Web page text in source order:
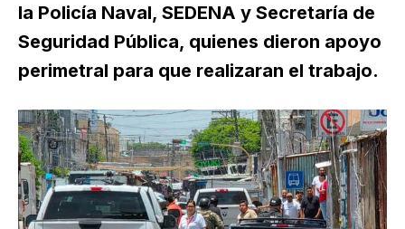
la Policía Naval, SEDENA y Secretaría de
Seguridad Pública, quienes dieron apoyo
perimetral para que realizaran el trabajo.